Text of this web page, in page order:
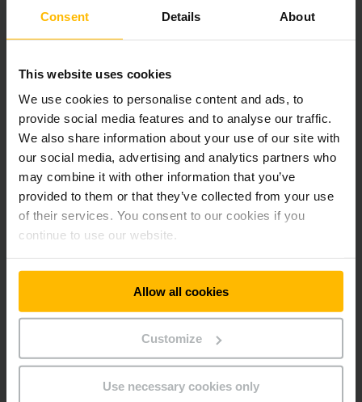
Consent Details About
This website uses cookies
We use cookies to personalise content and ads, to
provide social media features and to analyse our traffic.
We also share information about your use of our site with
our social media, advertising and analytics partners who
may combine it with other information that you’ve
provided to them or that they’ve collected from your use
of their services. You consent to our cookies if you
continue to use our website.
Allow all cookies
Customize
Use necessary cookies only
alle loro mansioni
Hirschthal, 1 gennaio 2019
Presidente del consiglio direttivo